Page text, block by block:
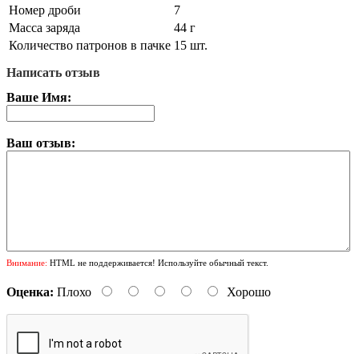
Номер дроби
7
Масса заряда
44 г
Количество патронов в пачке 15 шт.
Написать отзыв
Ваше Имя:
Ваш отзыв:
Внимание: HTML не поддерживается! Используйте обычный текст.
Оценка: Плохо Хорошо